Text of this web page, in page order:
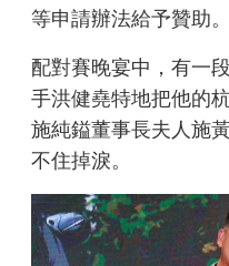
等申請辦法給予贊助。
配對賽晚宴中，有一
手洪健堯特地把他的
施純鎰董事長夫人施
不住掉淚。